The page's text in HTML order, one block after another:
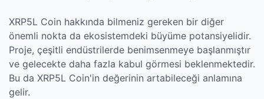
XRP5L Coin hakkında bilmeniz gereken bir diğer
önemli nokta da ekosistemdeki büyüme potansiyelidir.
Proje, çeşitli endüstrilerde benimsenmeye başlanmıştır
ve gelecekte daha fazla kabul görmesi beklenmektedir.
Bu da XRP5L Coin'in değerinin artabileceği anlamına
gelir.